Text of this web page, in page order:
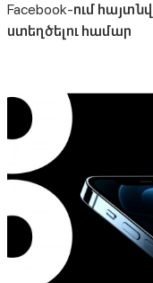
Facebook-ում
ստեղծելու համար